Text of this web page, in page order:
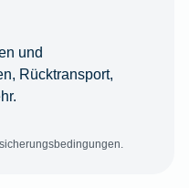
und
Rücktransport,